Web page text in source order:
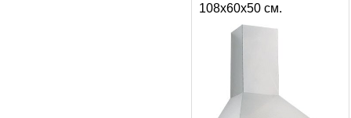
108x60x50 см.